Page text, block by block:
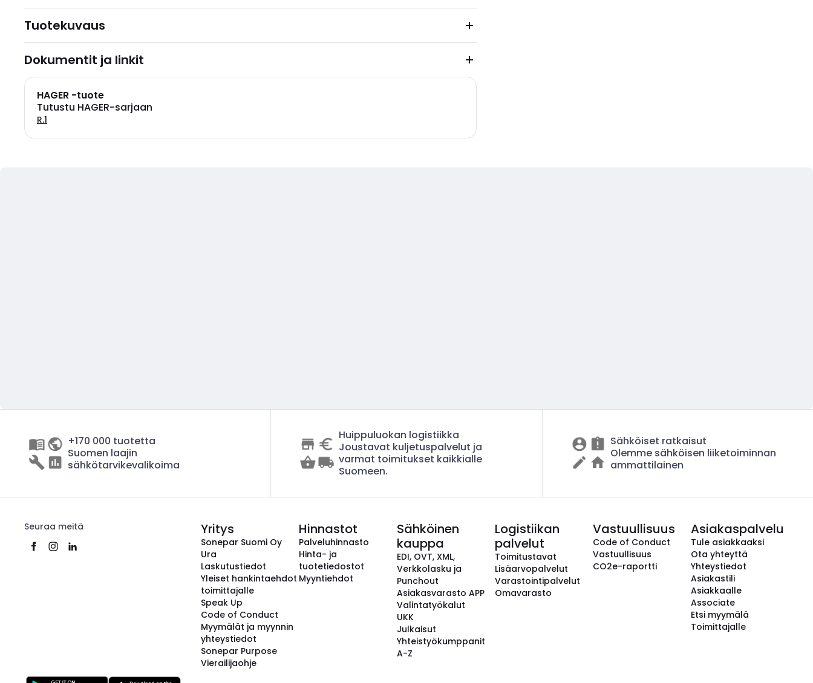
Tuotekuvaus
Dokumentit ja linkit
HAGER -tuote
Tutustu HAGER-sarjaan
R.1
+170 000 tuotetta
Suomen laajin
sähkötarvikevalikoima
Huippuluokan logistiikka
Joustavat kuljetuspalvelut ja
varmat toimitukset kaikkialle
Suomeen.
Sähköiset ratkaisut
Olemme sähköisen liiketoiminnan
ammattilainen
Seuraa meitä Yritys
Sonepar Suomi Oy
Ura
Laskutustiedot
Yleiset hankintaehdot
toimittajalle
Speak Up
Code of Conduct
Myymälät ja myynnin
yhteystiedot
Sonepar Purpose
Vierailijaohje
Hinnastot
Palveluhinnasto
Hinta- ja
tuotetiedostot
Myyntiehdot
Sähköinen
kauppa
EDI, OVT, XML,
Verkkolasku ja
Punchout
Asiakasvarasto APP
Valintatyökalut
UKK
Julkaisut
Yhteistyökumppanit
A-Z
Logistiikan
palvelut
Toimitustavat
Lisäarvopalvelut
Varastointipalvelut
Omavarasto
Vastuullisuus
Code of Conduct
Vastuullisuus
CO2e-raportti
Asiakaspalvelu
Tule asiakkaaksi
Ota yhteyttä
Yhteystiedot
Asiakastili
Asiakkaalle
Associate
Etsi myymälä
Toimittajalle